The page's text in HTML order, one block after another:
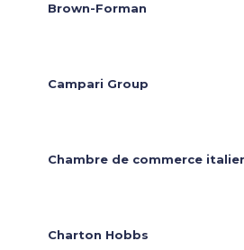
Brown-Forman
Campari Group
Chambre de commerce
Charton Hobbs